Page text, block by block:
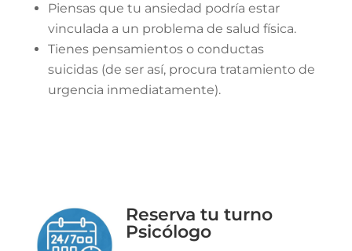
Piensas que tu ansiedad podría estar
vinculada a un problema de salud física.
Tienes pensamientos o conductas
suicidas (de ser así, procura tratamiento de
urgencia inmediatamente).
Reserva tu turno
Psicólogo